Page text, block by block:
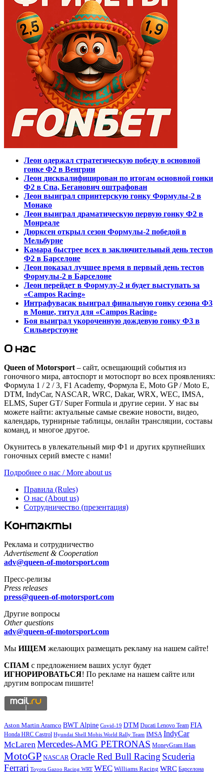
Леон одержал стратегическую победу в основной
гонке Ф2 в Венгрии
Леон дисквалифицирован по итогам основной гонки
Ф2 в Спа, Беганович оштрафован
Леон выиграл спринтерскую гонку Формулы-2 в
Монако
Леон выиграл драматическую первую гонку Ф2 в
Монреале
Дюрксен открыл сезон Формулы-2 победой в
Мельбурне
Камара быстрее всех в заключительный день тестов
Ф2 в Барселоне
Леон показал лучшее время в первый день тестов
Формулы-2 в Барселоне
Леон перейдет в Формулу-2 и будет выступать за
«Campos Racing»
Интрафувасак выиграл финальную гонку сезона Ф3
в Монце, титул для «Campos Racing»
Боя выиграл укороченную дождевую гонку Ф3 в
Сильверстоуне
О нас
Queen of Motorsport – сайт, освещающий события из
гоночного мира, автоспорт и мотоспорт во всех проявлениях:
Формула 1 / 2 / 3, F1 Academy, Формула Е, Moto GP / Moto E,
DTM, IndyCar, NASCAR, WRC, Dakar, WRX, WEC, IMSA,
ELMS, Super GT/ Super Formula и другие серии. У нас вы
можете найти: актуальные самые свежие новости, видео,
календарь, турнирные таблицы, онлайн трансляции, составы
команд, и многое другое.
Окунитесь в увлекательный мир Ф1 и других крупнейших
гоночных серий вместе с нами!
Подробнее о нас / More about us
Правила (Rules)
О нас (About us)
Сотрудничество (презентация)
Контакты
Реклама и сотрудничество
Advertisement & Cooperation
adv@queen-of-motorsport.com
Пресс-релизы
Press releases
press@queen-of-motorsport.com
Другие вопросы
Other questions
adv@queen-of-motorsport.com
Мы ИЩЕМ желающих размещать рекламу на нашем сайте!
СПАМ с предложением ваших услуг будет
ИГНОРИРОВАТЬСЯ! По рекламе на нашем сайте или
другим вопросам пишите!
Aston Martin Aramco BWT Alpine Covid-19 DTM Ducati Lenovo Team FIA
Honda HRC Castrol Hyundai Shell Mobis World Rally Team IMSA IndyCar
McLaren Mercedes-AMG PETRONAS MoneyGram Haas
MotoGP NASCAR Oracle Red Bull Racing Scuderia
Ferrari Toyota Gazoo Racing WRT WEC Williams Racing WRC Барселона